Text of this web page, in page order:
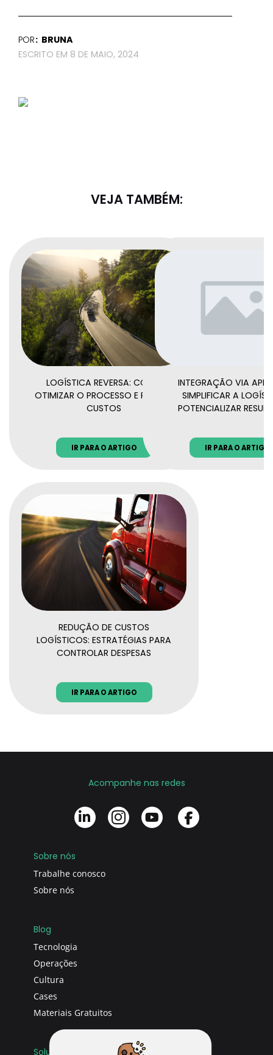
POR BRUNA
8 DE MAIO, 2024
VEJA TAMBÉM:
LOGÍSTICA REVERSA: COMO
OTIMIZAR O PROCESSO E REDUZIR
CUSTOS
IR PARA O ARTIGO
INTEGRAÇÃO VIA API:
SIMPLIFICAR A
POTENCIALIZAR
IR PARA O ARTIGO
REDUÇÃO DE CUSTOS
LOGÍSTICOS: ESTRATÉGIAS PARA
CONTROLAR DESPESAS
IR PARA O ARTIGO
Acompanhe nas redes
Sobre nós
Trabalhe conosco
Sobre nós
Blog
Tecnologia
Operações
Cultura
Cases
Materiais Gratuitos
Soluções